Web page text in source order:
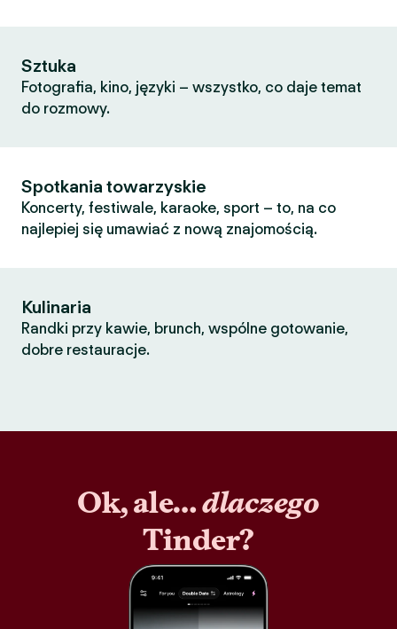
Sztuka
Fotografia, kino, języki – wszystko, co daje temat
do rozmowy.
Spotkania towarzyskie
Koncerty, festiwale, karaoke, sport – to, na co
najlepiej się umawiać z nową znajomością.
Kulinaria
Randki przy kawie, brunch, wspólne gotowanie,
dobre restauracje.
Ok, ale…dlaczego
Tinder?